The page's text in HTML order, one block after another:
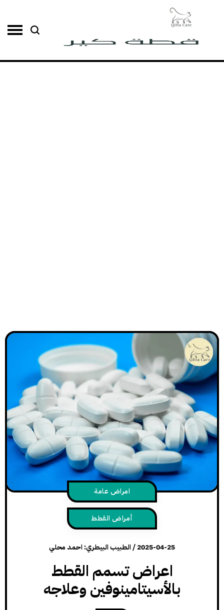
امراض عامة
أمراض القطط
2025-04-25
/الطبيب البيطري: احمد محلي
اعراض تسمم القطط
بالأسيتامينوفين وعلاجه